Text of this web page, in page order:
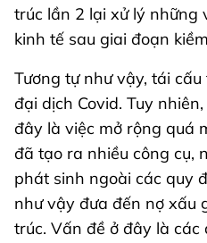
trúc lần 2 lại xử lý những
kinh tế sau giai đoạn
Tương tự như vậy, tái
đại dịch Covid. Tuy
đây là việc mở rộng quá
đã tạo ra nhiều công cụ,
phát sinh ngoài các quy
như vậy đưa đến nợ xấu
trúc. Vấn đề ở đây là